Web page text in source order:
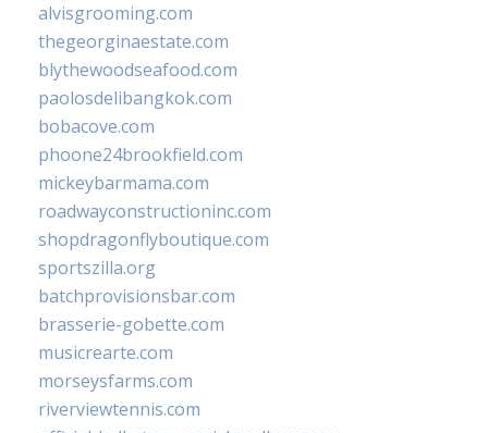
alvisgrooming.com
thegeorginaestate.com
blythewoodseafood.com
paolosdelibangkok.com
bobacove.com
phoone24brookfield.com
mickeybarmama.com
roadwayconstructioninc.com
shopdragonflyboutique.com
sportszilla.org
batchprovisionsbar.com
brasserie-gobette.com
musicrearte.com
morseysfarms.com
riverviewtennis.com